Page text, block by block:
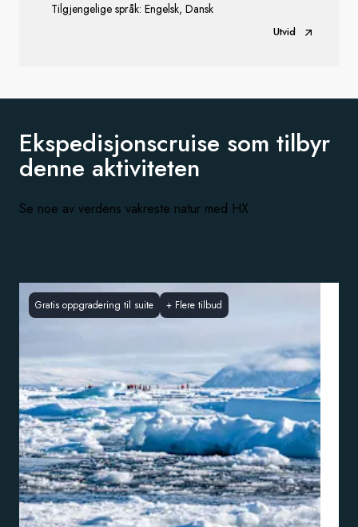
Tilgjengelige språk: Engelsk, Dansk
Utvid
Ekspedisjonscruise som tilbyr
denne aktiviteten
Se noe av verdens vakreste natur med HX
Gratis oppgradering til suite + Flere tilbud